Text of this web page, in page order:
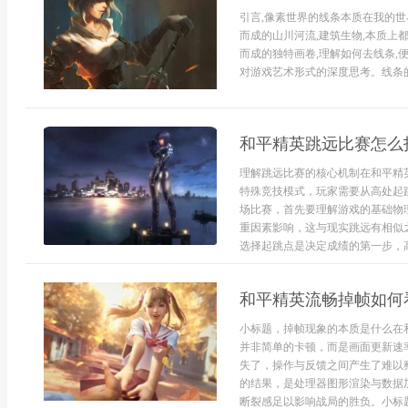
引言,像素世界的线条本质在我的
而成的山川河流,建筑生物,本质上
而成的独特画卷,理解如何去线条,
对游戏艺术形式的深度思考。线
和平精英跳远比赛怎
理解跳远比赛的核心机制在和平
特殊竞技模式，玩家需要从高处
场比赛，首先要理解游戏的基础
重因素影响，这与现实跳远有相
选择起跳点是决定成绩的第一步，
和平精英流畅掉帧如
小标题，掉帧现象的本质是什么
并非简单的卡顿，而是画面更新
失了，操作与反馈之间产生了难
的结果，是处理器图形渲染与数
断裂感足以影响战局的胜负。小标